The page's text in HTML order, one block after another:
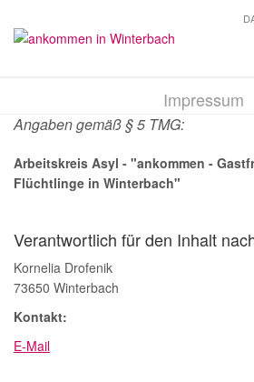
Impressum
Angaben gemäß § 5 TMG:
Arbeitskreis Asyl - "ankommen -
Flüchtlinge in Winterbach"
Verantwortlich für den Inhalt
Kornelia Drofenik
73650 Winterbach
Kontakt:
E-Mail